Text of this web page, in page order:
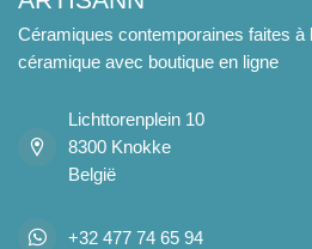
Céramiques contemporaines faites à
céramique avec boutique en ligne
Lichttorenplein 10
8300 Knokke
België
+32 477 74 65 94